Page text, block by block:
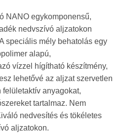
NANO egykomponensű,
nedvszívó aljzatokon
speciális mély behatolás egy
alapú,
vízzel hígítható készítmény,
lehetővé az aljzat szervetlen
felületaktív anyagokat,
tartalmaz. Nem
nedvesítés és tökéletes
aljzatokon.